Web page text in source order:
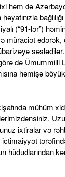
həm də
(“91-lər”)
müraciət edərək,
də
həmişə
mühüm
ixtiralar və
hüdudlarından